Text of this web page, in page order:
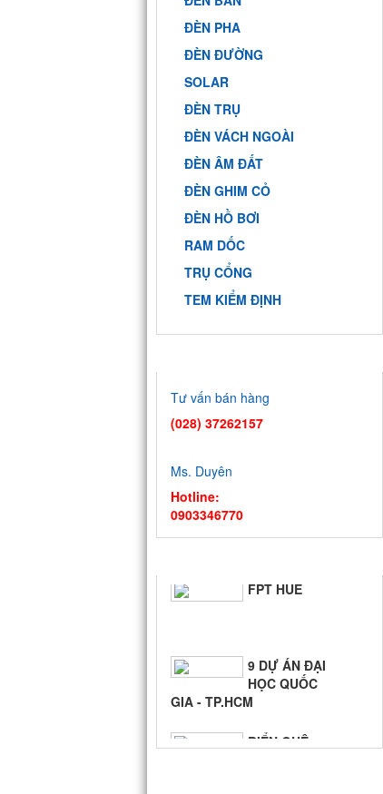
ĐÈN PHA
ĐÈN ĐƯỜNG
SOLAR
ĐÈN TRỤ
ĐÈN VÁCH NGOÀI
ĐÈN ÂM ĐẤT
ĐÈN GHIM CỎ
ĐÈN HỒ BƠI
RAM DỐC
TRỤ CỔNG
TEM KIỂM ĐỊNH
Tư vấn bán hàng
(028) 37262157
Ms. Duyên
Hotline:
0903346770
BIỂN QUÊ
HỌC QUỐC
GIA - TP.HCM
HƯƠNG